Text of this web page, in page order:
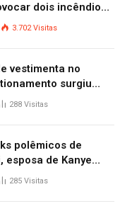
dois incêndios
dia
3.702Visitas
vestimenta no
surgiu
mulher de
288 Visitas
polêmicos de
esposa de Kanye
nua no Grammy
285 Visitas